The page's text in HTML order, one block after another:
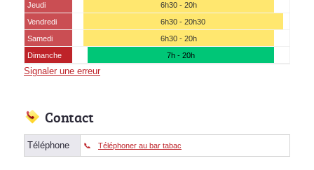
Jeudi
6h30 - 20h
Vendredi
6h30 - 20h30
Samedi
6h30 - 20h
Dimanche
7h - 20h
Signaler une erreur
Contact
Téléphone Téléphoner au bar tabac